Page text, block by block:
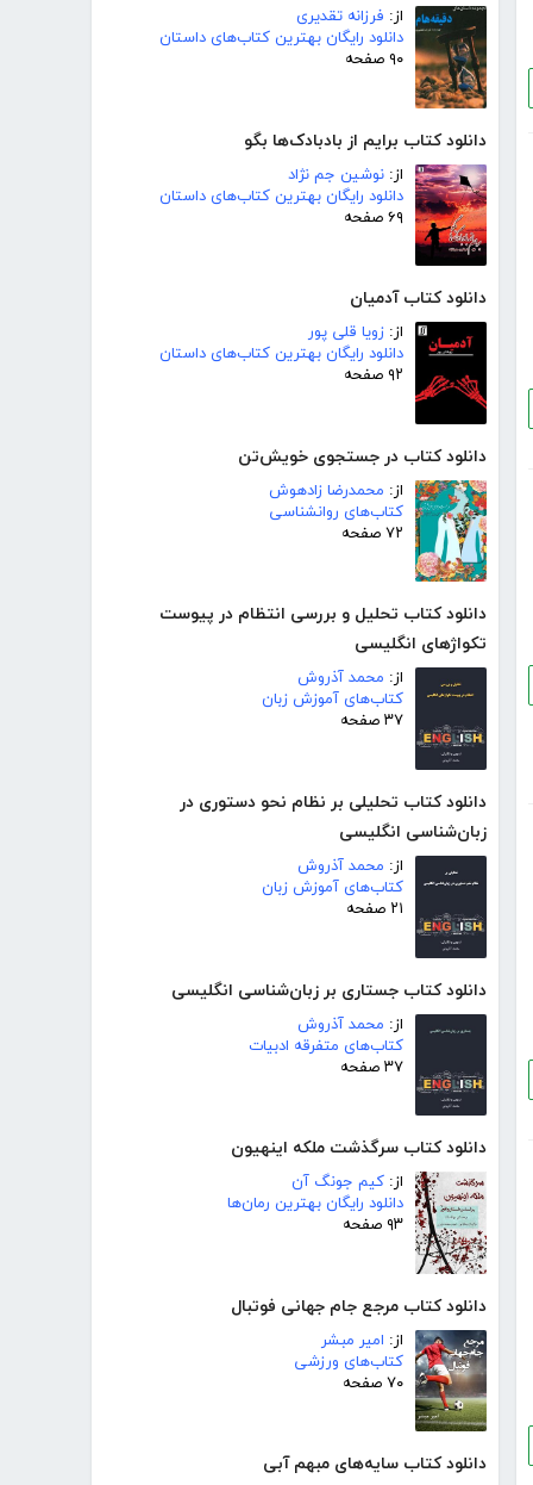
از: فرزانه تقدیری
دانلود رایگان بهترین کتاب‌های داستان
۹۰ صفحه
دانلود کتاب برایم از بادبادک‌ها بگو
از: نوشین جم نژاد
دانلود رایگان بهترین کتاب‌های داستان
۶۹ صفحه
دانلود کتاب آدمیان
از: زویا قلی پور
دانلود رایگان بهترین کتاب‌های داستان
۹۲ صفحه
دانلود کتاب در جستجوی خویش‌تن
از: محمدرضا زادهوش
کتاب‌های روانشناسی
۷۲ صفحه
دانلود کتاب تحلیل و بررسی انتظام در پیوست
تکواژهای انگلیسی
از: محمد آذروش
کتاب‌های آموزش زبان
۳۷ صفحه
دانلود کتاب تحلیلی بر نظام نحو دستوری در
زبان‌شناسی انگلیسی
از: محمد آذروش
کتاب‌های آموزش زبان
۲۱ صفحه
دانلود کتاب جستاری بر زبان‌شناسی انگلیسی
از: محمد آذروش
کتاب‌های متفرقه ادبیات
۳۷ صفحه
دانلود کتاب سرگذشت ملکه اینهیون
از: کیم جونگ آن
دانلود رایگان بهترین رمان‌ها
۹۳ صفحه
دانلود کتاب مرجع جام جهانی فوتبال
از: امیر مبشر
کتاب‌های ورزشی
۷۰ صفحه
دانلود کتاب سایه‌های مبهم آبی